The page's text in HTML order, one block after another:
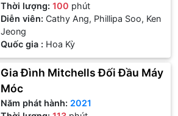
Thời lượng:100 phút
Diễn viên:Cathy Ang, Phillipa Soo, Ken
Jeong
Quốc gia : Hoa Kỳ
Gia Đình Mitchells Đối Đầu Máy
Móc
Năm phát hành: 2021